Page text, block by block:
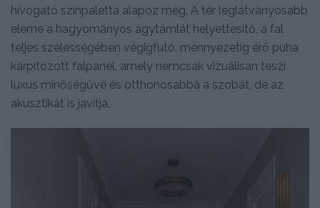
hívogató színpaletta alapoz meg. A tér leglátványosabb
eleme a hagyományos ágytámlát helyettesítő, a fal
teljes szélességében végigfutó, mennyezetig érő puha
kárpitozott falpanel, amely nemcsak vizuálisan teszi
luxus minőségűvé és otthonosabbá a szobát, de az
akusztikát is javítja.